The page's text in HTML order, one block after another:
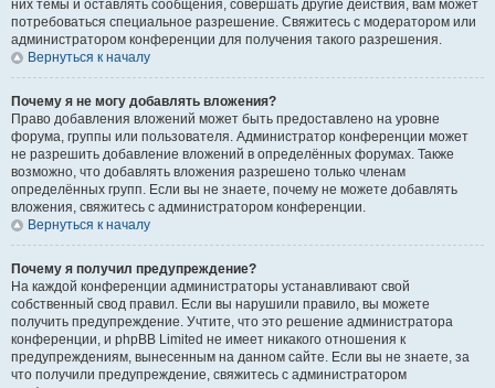
них темы и оставлять сообщения, совершать другие действия, вам может
потребоваться специальное разрешение. Свяжитесь с модератором или
администратором конференции для получения такого разрешения.
Вернуться к началу
Почему я не могу добавлять вложения?
Право добавления вложений может быть предоставлено на уровне
форума, группы или пользователя. Администратор конференции может
не разрешить добавление вложений в определённых форумах. Также
возможно, что добавлять вложения разрешено только членам
определённых групп. Если вы не знаете, почему не можете добавлять
вложения, свяжитесь с администратором конференции.
Вернуться к началу
Почему я получил предупреждение?
На каждой конференции администраторы устанавливают свой
собственный свод правил. Если вы нарушили правило, вы можете
получить предупреждение. Учтите, что это решение администратора
конференции, и phpBB Limited не имеет никакого отношения к
предупреждениям, вынесенным на данном сайте. Если вы не знаете, за
что получили предупреждение, свяжитесь с администратором